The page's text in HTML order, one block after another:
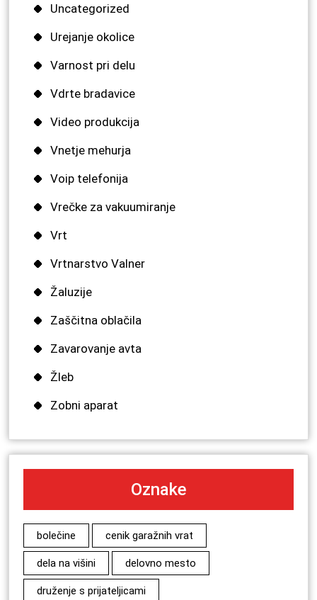
Uncategorized
Urejanje okolice
Varnost pri delu
Vdrte bradavice
Video produkcija
Vnetje mehurja
Voip telefonija
Vrečke za vakuumiranje
Vrt
Vrtnarstvo Valner
Žaluzije
Zaščitna oblačila
Zavarovanje avta
Žleb
Zobni aparat
Oznake
bolečine cenik garažnih vrat
dela na višini delovno mesto
druženje s prijateljicami